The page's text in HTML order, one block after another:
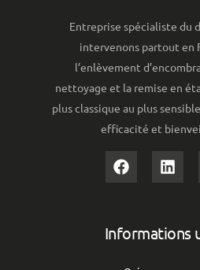
Entreprise spécialiste du
intervenons partout en
l’enlèvement
nettoyage et la remise en
plus classique au plus
efficacité et
Informations